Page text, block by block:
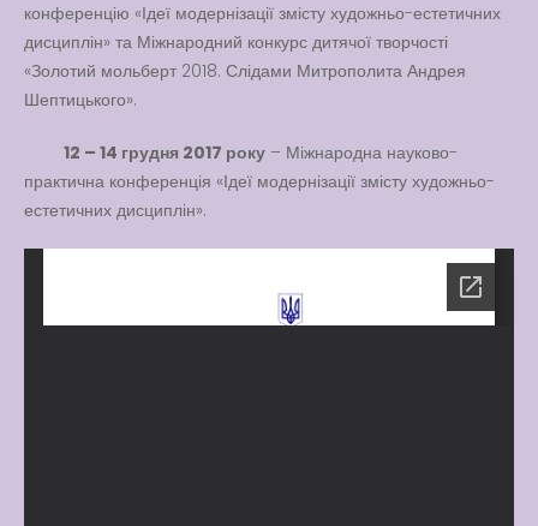
Вакансії
Вакансії
інформація
конференцію «Ідеї модернізації змісту художньо-естетичних
дисциплін» та Міжнародний конкурс дитячої творчості
«Золотий мольберт 2018. Слідами Митрополита Андрея
Шептицького».
12 – 14 грудня 2017 року – Міжнародна науково-
практична конференція «Ідеї модернізації змісту художньо-
естетичних дисциплін».